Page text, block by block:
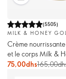
(5505)
MILK & HONEY
Crème
et le corps Milk &
75,00dhs